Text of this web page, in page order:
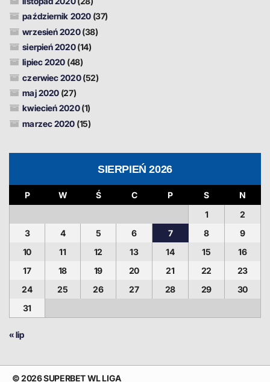
październik 2020(37)
wrzesień 2020(38)
sierpień 2020(14)
lipiec 2020 (48)
czerwiec 2020(52)
maj 2020 (27)
kwiecień 2020(1)
marzec 2020 (15)
SIERPIEŃ 2026
P W Ś C P S
N
1
2
3
4 5 6 7 8
9
10
11 12 13 14 15
16
17
18 19 20 21 22
23
24
25 26 27 28 29
30
31
« lip
© 2026 SUPERBET WL LIGA